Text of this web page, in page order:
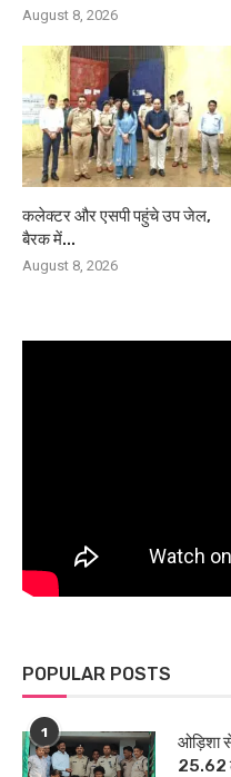
August 8, 2026
कलेक्टर और एसपी पहुंचे उप जेल,
बैरक में...
August 8, 2026
POPULAR POSTS
1
ओड़िशा
25.62